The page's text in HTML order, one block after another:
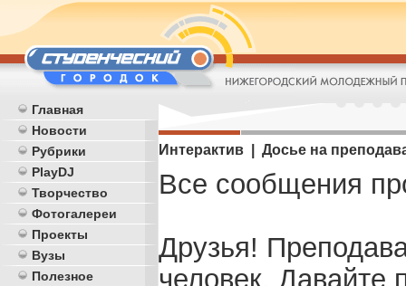
Главная
Новости
Рубрики
PlayDJ
Творчество
Фотогалереи
Проекты
Вузы
Полезное
Интерактив | Досье на
Все сообщения
Друзья!
человек. Давайте